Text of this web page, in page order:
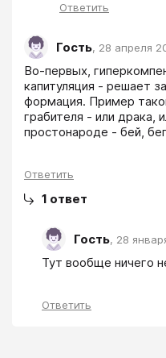
Ответить
Гость, 28 апреля
Во-первых,
капитуляция - решает
формация. Пример
грабителя - или драка,
простонароде - бей,
Ответить
1 ответ
Гость, 28
Тут вообще ничего
Ответить